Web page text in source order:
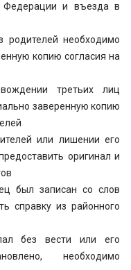
Федерации и въезда в
необходимо
копию согласия на
третьих лиц
заверенную копию
или лишении его
оригинал и
был записан со слов
справку из районного
без вести или его
необходимо